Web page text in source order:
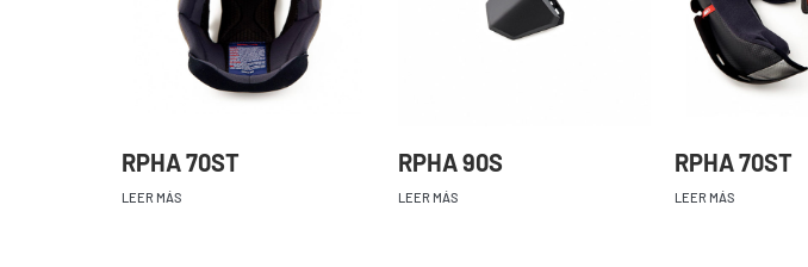
RPHA 70ST
LEER MÁS
RPHA 90S
LEER MÁS
RPHA 70ST
LEER MÁS